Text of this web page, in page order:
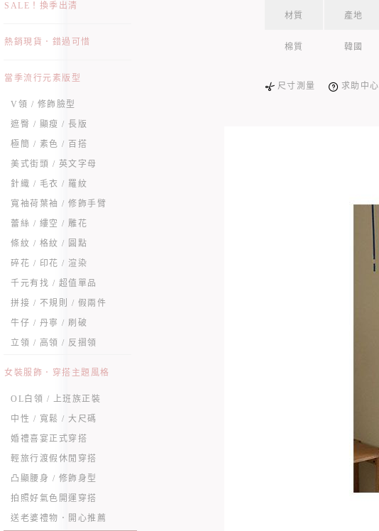
SALE！換季出清
熱銷現貨．錯過可惜
當季流行元素版型
V領 / 修飾臉型
遮臀 / 顯瘦 / 長版
極簡 / 素色 / 百搭
美式街頭 / 英文字母
針織 / 毛衣 / 羅紋
寬袖荷葉袖 / 修飾手臂
蕾絲 / 縷空 / 雕花
條紋 / 格紋 / 圓點
碎花 / 印花 / 渲染
千元有找 / 超值單品
拼接 / 不規則 / 假兩件
牛仔 / 丹寧 / 刷破
立領 / 高領 / 反摺領
女裝服飾．穿搭主題風格
OL白領 / 上班族正裝
中性 / 寬鬆 / 大尺碼
婚禮喜宴正式穿搭
輕旅行渡假休閒穿搭
凸顯腰身 / 修飾身型
拍照好氣色開運穿搭
送老婆禮物．開心推薦
材質 產地
棉質 韓國
尺寸測量 求助中心